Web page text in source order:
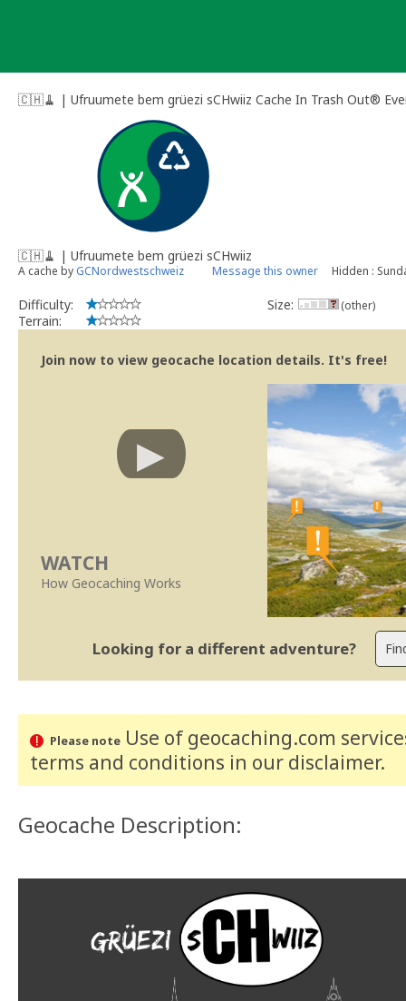
🇨🇭🧹 | Ufruumete bem grüezi sCHwiiz Cache In Trash Out®
🇨🇭🧹 | Ufruumete bem grüezi sCHwiiz
A cache by GCNordwestschweiz Message this owner Hidden :
Difficulty:
Terrain:
Size: (other)
Join now to view geocache location details. It's free!
WATCH
How Geocaching Works
Looking for a different adventure?
Please noteUse of geocaching.com
terms and conditions in our disclaimer.
Geocache Description: